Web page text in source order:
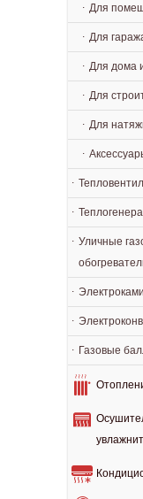
Для
Для
Для дома
Для
Для
Уличные
Газовые